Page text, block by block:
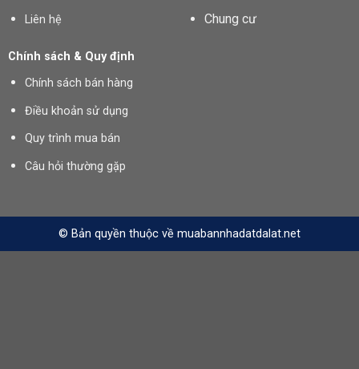
Liên hệ
Chung cư
Chính sách & Quy định
Chính sách bán hàng
Điều khoản sử dụng
Quy trình mua bán
Câu hỏi thường gặp
© Bản quyền thuộc về muabannhadatdalat.net